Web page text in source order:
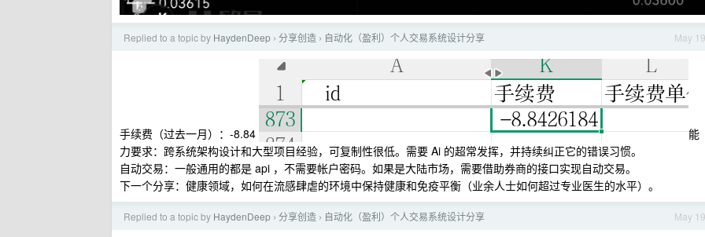
May 19
Replied to a topic by HaydenDeep › 分享创造 › 自动化（盈利）个人交易系统设计分享
手续费（过去一月）：-8.84
能
力要求：跨系统架构设计和大型项目经验，可复制性很低。需要 Ai 的超常发挥，并持续纠正它的错误习惯。
自动交易：一般通用的都是 api ，不需要帐户密码。如果是大陆市场，需要借助券商的接口实现自动交易。
下一个分享：健康领域，如何在流感肆虐的环境中保持健康和免疫平衡（业余人士如何超过专业医生的水平）。
May 19
Replied to a topic by HaydenDeep › 分享创造 › 自动化（盈利）个人交易系统设计分享